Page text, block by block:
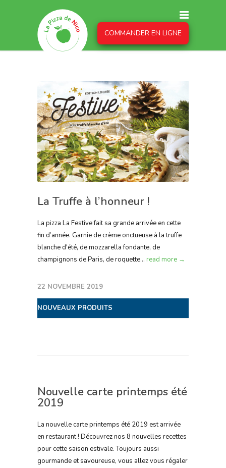
COMMANDER EN LIGNE
La Truffe à l’honneur !
La pizza La Festive fait sa grande arrivée en cette
fin d’année. Garnie de crème onctueuse à la truffe
blanche d'été, de mozzarella fondante, de
champignons de Paris, de roquette... read more →
22 NOVEMBRE 2019
NOUVEAUX PRODUITS
Nouvelle carte printemps été
2019
La nouvelle carte printemps été 2019 est arrivée
en restaurant ! Découvrez nos 8 nouvelles recettes
pour cette saison estivale. Toujours aussi
gourmande et savoureuse, vous allez vous régaler